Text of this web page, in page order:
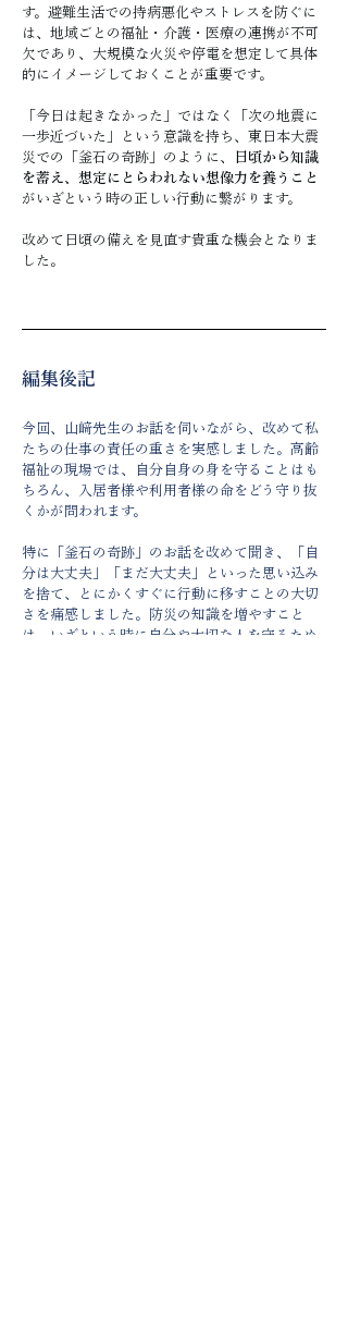
す。避難生活での持病悪化やストレスを防ぐに
は、地域ごとの福祉・介護・医療の連携が不可
欠であり、大規模な火災や停電を想定して具体
的にイメージしておくことが重要です。
「今日は起きなかった」ではなく「次の地震に
一歩近づいた」という意識を持ち、東日本大震
災での「釜石の奇跡」のように、
日頃から知識
を蓄え、想定にとらわれない想像力を養うこと
がいざという時の正しい行動に繋がります。
改めて日頃の備えを見直す貴重な機会となりま
した。
編集後記
今回、山﨑先生のお話を伺いながら、改めて私
たちの仕事の責任の重さを実感しました。高齢
福祉の現場では、自分自身の身を守ることはも
ちろん、入居者様や利用者様の命をどう守り抜
くかが問われます。
特に「釜石の奇跡」のお話を改めて聞き、「自
分は大丈夫」「まだ大丈夫」といった思い込み
を捨て、とにかくすぐに行動に移すことの大切
さを痛感しました。防災の知識を増やすこと
は、いざという時に自分や大切な人を守るため